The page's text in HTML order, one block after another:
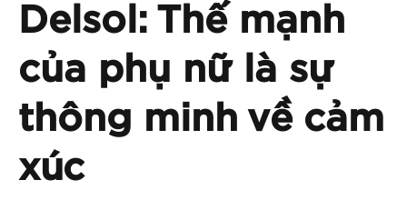
Delsol: Thế mạnh
của phụ nữ là sự
thông minh về cảm
xúc